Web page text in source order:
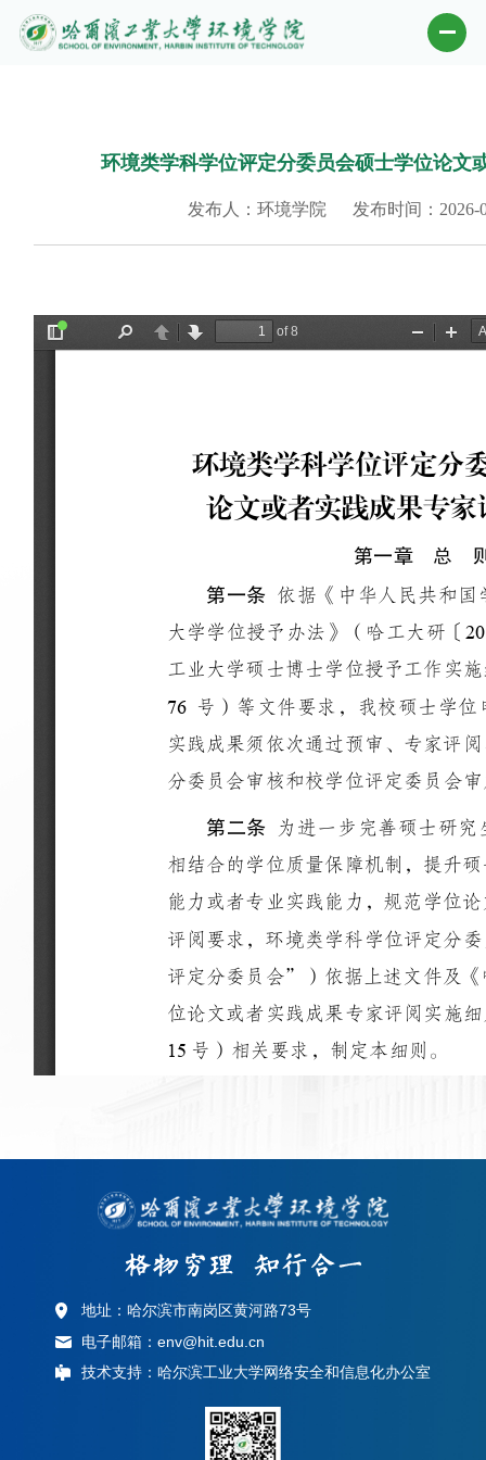
环境类学科学位评定分委员会硕士学位论文
发布人：环境学院 发布时间：2026-
地址：哈尔滨市南岗区黄河路73号
电子邮箱：env@hit.edu.cn
技术支持：哈尔滨工业大学网络安全和信息化办公室